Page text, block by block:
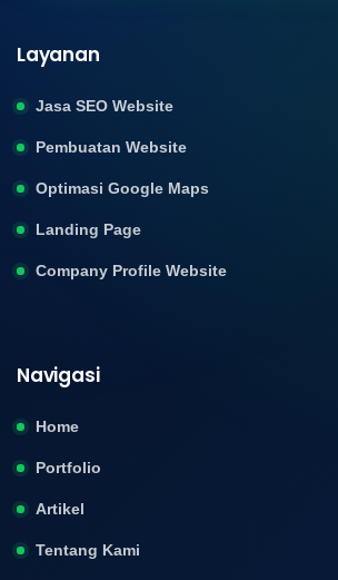
Layanan
Jasa SEO Website
Pembuatan Website
Optimasi Google Maps
Landing Page
Company Profile Website
Navigasi
Home
Portfolio
Artikel
Tentang Kami